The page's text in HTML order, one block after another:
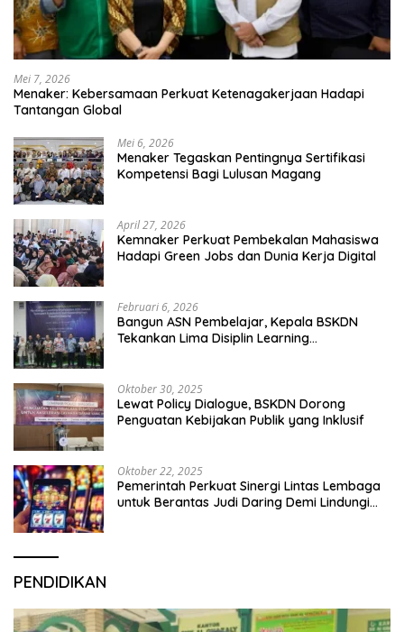
Mei 7, 2026
Menaker: Kebersamaan Perkuat Ketenagakerjaan Hadapi
Tantangan Global
Mei 6, 2026
Menaker Tegaskan Pentingnya Sertifikasi
Kompetensi Bagi Lulusan Magang
April 27, 2026
Kemnaker Perkuat Pembekalan Mahasiswa
Hadapi Green Jobs dan Dunia Kerja Digital
Februari 6, 2026
Bangun ASN Pembelajar, Kepala BSKDN
Tekankan Lima Disiplin Learning
Oktober 30, 2025
Lewat Policy Dialogue, BSKDN Dorong
Penguatan Kebijakan Publik yang Inklusif
Oktober 22, 2025
Pemerintah Perkuat Sinergi Lintas Lembaga
untuk Berantas Judi Daring Demi Lindungi
PENDIDIKAN